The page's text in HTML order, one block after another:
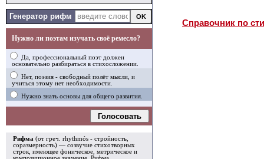
Генератор рифм
Нужно ли поэтам изучать своё ремесло?
Да, профессиональный поэт должен
основательно разбираться в стихосложении.
Нет, поэзия - свободный полёт мысли, и
учиться этому нет необходимости.
Нужно знать основы для общего развития.
Голосовать
Рифма (от греч. rhythmós - стройность,
соразмерность) — созвучие стихотворных
строк, имеющее фоническое, метрическое и
Справочник по